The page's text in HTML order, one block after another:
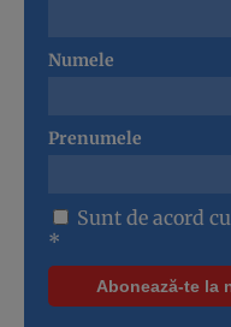
Numele
Prenumele
Sunt de acord cu
*